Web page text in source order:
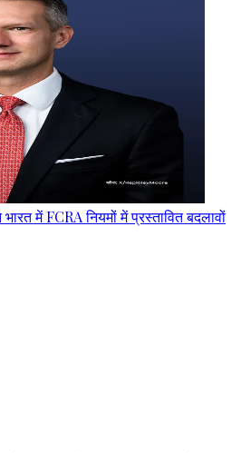
में FCRA नियमों में प्रस्तावित बदलावों